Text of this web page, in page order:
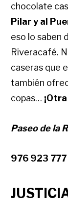
chocolate
Pilar y al
eso lo saben
Riveracafé.
caseras que
también
copas…
Paseo de la
976 923 777